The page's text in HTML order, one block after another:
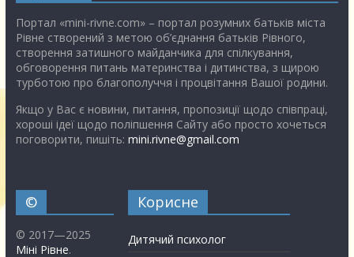
Портал «mini-rivne.com» – портал розумних батьків міста
Рівне створений з метою об’єднання батьків Рівного,
створення затишного майданчика для спілкування,
обговорення питань материнства і дитинства, з щирою
турботою про благополуччя і процвітання Вашої родини.
Якщо у Вас є новини, питання, пропозиції щодо співпраці,
хороші ідеї щодо поліпшення Сайту або просто хочеться
поговорити, пишіть: mini.rivne@gmail.com
©
© 2017—2025
Міні Рівне.
Корисне
Дитячий психолог